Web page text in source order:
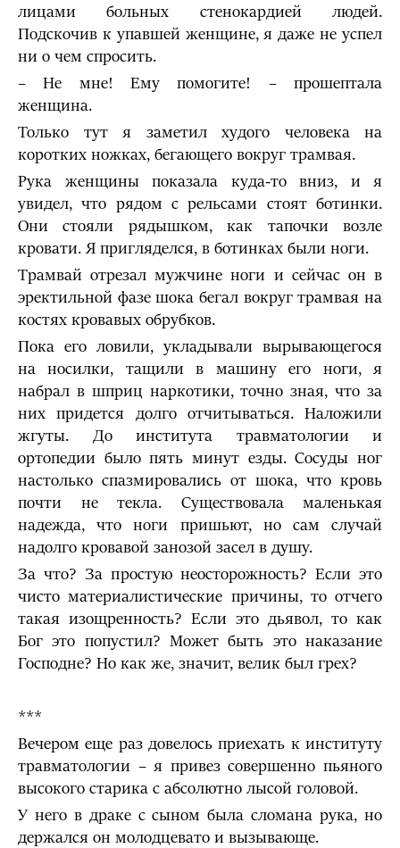
лицами больных стенокардией людей.
Подскочив к упавшей женщине, я даже не успел
ни о чем спросить.
– Не мне! Ему помогите! – прошептала
женщина.
Только тут я заметил худого человека на
коротких ножках, бегающего вокруг трамвая.
Рука женщины показала куда-то вниз, и я
увидел, что рядом с рельсами стоят ботинки.
Они стояли рядышком, как тапочки возле
кровати. Я пригляделся, в ботинках были ноги.
Трамвай отрезал мужчине ноги и сейчас он в
эректильной фазе шока бегал вокруг трамвая на
костях кровавых обрубков.
Пока его ловили, укладывали вырывающегося
на носилки, тащили в машину его ноги, я
набрал в шприц наркотики, точно зная, что за
них придется долго отчитываться. Наложили
жгуты. До института травматологии и
ортопедии было пять минут езды. Сосуды ног
настолько спазмировались от шока, что кровь
почти не текла. Существовала маленькая
надежда, что ноги пришьют, но сам случай
надолго кровавой занозой засел в душу.
За что? За простую неосторожность? Если это
чисто материалистические причины, то отчего
такая изощренность? Если это дьявол, то как
Бог это попустил? Может быть это наказание
Господне? Но как же, значит, велик был грех?
***
Вечером еще раз довелось приехать к институту
травматологии – я привез совершенно пьяного
высокого старика с абсолютно лысой головой.
У него в драке с сыном была сломана рука, но
держался он молодцевато и вызывающе.